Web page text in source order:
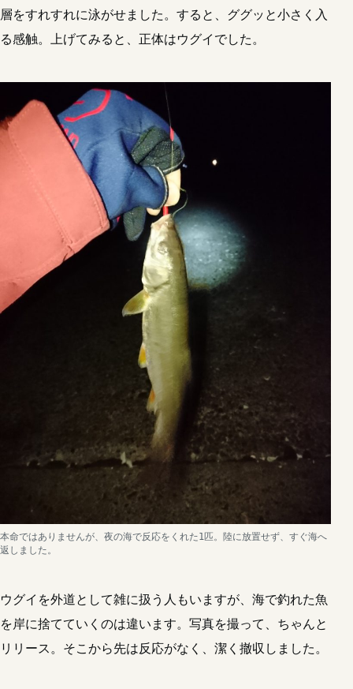
層をすれすれに泳がせました。すると、ググッと小さく入
る感触。上げてみると、正体はウグイでした。
本命ではありませんが、夜の海で反応をくれた1匹。陸に放置せず、すぐ海へ
返しました。
ウグイを外道として雑に扱う人もいますが、海で釣れた魚
を岸に捨てていくのは違います。写真を撮って、ちゃんと
リリース。そこから先は反応がなく、潔く撤収しました。